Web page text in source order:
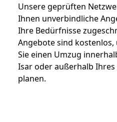
Unsere geprüften
Ihnen unverbindliche
Ihre Bedürfnisse
Angebote sind
Sie einen Umzug
Isar oder außerhalb
planen.